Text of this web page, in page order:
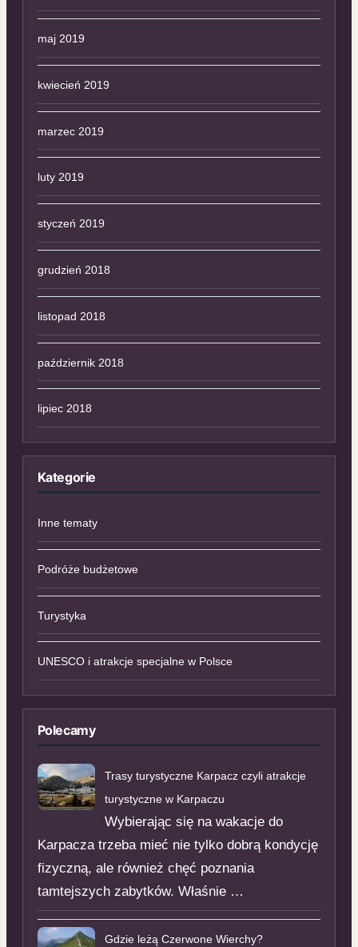
maj 2019
kwiecień 2019
marzec 2019
luty 2019
styczeń 2019
grudzień 2018
listopad 2018
październik 2018
lipiec 2018
Kategorie
Inne tematy
Podróże budżetowe
Turystyka
UNESCO i atrakcje specjalne w Polsce
Polecamy
Trasy turystyczne Karpacz czyli atrakcje
turystyczne w Karpaczu
Wybierając się na wakacje do
Karpacza trzeba mieć nie tylko dobrą kondycję
fizyczną, ale również chęć poznania
tamtejszych zabytków. Właśnie …
Gdzie leżą Czerwone Wierchy?